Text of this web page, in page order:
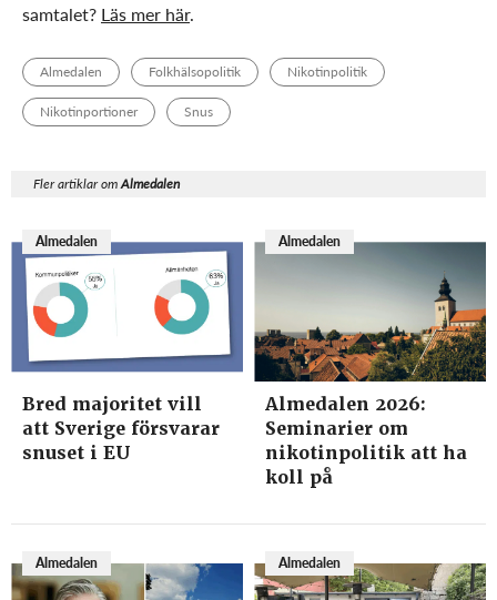
samtalet? Läs mer här.
Almedalen Folkhälsopolitik Nikotinpolitik
Nikotinportioner Snus
Fler artiklar omAlmedalen
Almedalen
Bred majoritet vill
att Sverige försvarar
snuset i EU
Almedalen
Almedalen 2026:
Seminarier om
nikotinpolitik att ha
koll på
Almedalen Almedalen